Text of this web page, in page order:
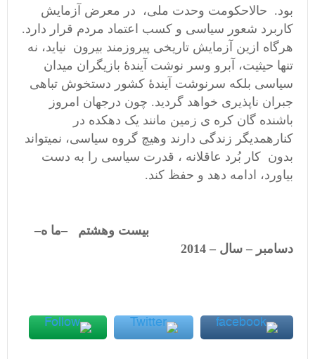
بود. حالاحکومت وحدت ملی، در معرض آزمایش
کاربرد شعور سیاسی و کسب اعتماد مردم قرار دارد.
هرگاه ازین آزمایش تاریخی پیروزمند بیرون نیاید، نه
تنها حیثیت، آبرو وسر نوشت آیندۀ بازیگران میدان
سیاسی بلکه سرنوشت آیندۀ کشور دستخوش تباهی
جبران ناپذیری خواهد گردید. چون درجهان امروز
باشنده گان کره ی زمین مانند یک دهکده در
کنارهمدیگر زندگی دارند وهیچ گروه سیاسی، نمیتواند
بدون کار بُرد عاقلانه ، قدرت سیاسی را به دست
بیاورد، ادامه دهد و حفظ کند.
بیست وهشتم –ما ه–
دسامبر – سال – 2014